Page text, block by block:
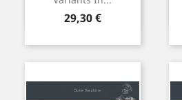
Precio
29,30 €